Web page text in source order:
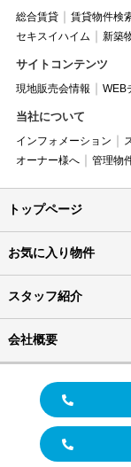
総合賃貸 賃貸物件検
セキスイハイム
新築
サイトコンテンツ
現地販売会情報 WEB
当社について
インフォメーション
オーナー様へ
管理物
トップページ
お気に入り物件
スタッフ紹介
会社概要